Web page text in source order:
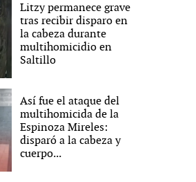
Litzy permanece grave
tras recibir disparo en
la cabeza durante
multihomicidio en
Saltillo
Así fue el ataque del
multihomicida de la
Espinoza Mireles:
disparó a la cabeza y
cuerpo...